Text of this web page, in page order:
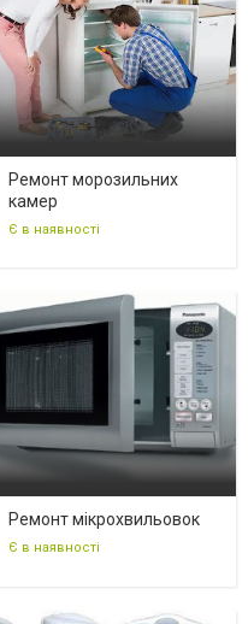
Ремонт морозильних
камер
Є в наявності
Ремонт мікрохвильовок
Є в наявності